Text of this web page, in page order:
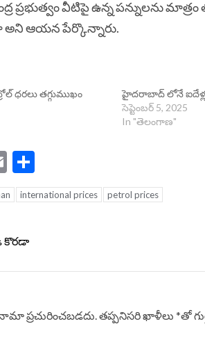
ప్ర‌భుత్వం వీటిపై ఉన్న ప‌న్నుల‌ను
అని ఆయ‌న పేర్కొన్నారు.
ధరలు తగ్గుముఖం
హైదరాబాద్ లోనే
సెప్టెంబర్ 5, 2025
In "తెలంగాణ"
Email
international prices petrol prices
కొరడా
ప్రచురించబడదు.తప్పనిసరి ఖాళీలు *‌తో